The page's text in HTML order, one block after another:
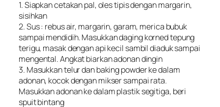
1. Siapkan cetakan pal, oles tipis dengan margarin,
sisihkan
2. Sus : rebus air, margarin, garam, merica bubuk
sampai mendidih. Masukkan daging korned tepung
terigu, masak dengan api kecil sambil diaduk sampai
mengental. Angkat biarkan adonan dingin
3. Masukkan telur dan baking powder ke dalam
adonan, kocok dengan mikser sampai rata.
Masukkan adonan ke dalam plastik segitiga, beri
spuit bintang